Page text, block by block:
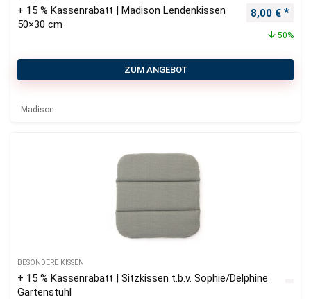
+ 15 % Kassenrabatt | Madison Lendenkissen
50×30 cm
8,00 €
50%
ZUM ANGEBOT
Madison
BESONDERE KISSEN
+ 15 % Kassenrabatt | Sitzkissen t.b.v. Sophie/Delphine
Gartenstuhl